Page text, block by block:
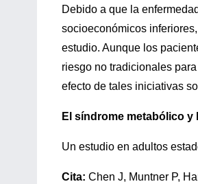
Debido a que la
socioeconómicos
estudio. Aunque los
riesgo no tradicionales
efecto de tales iniciativas
El síndrome metabólico
Un estudio en adultos
Cita: Chen J, Muntner P,